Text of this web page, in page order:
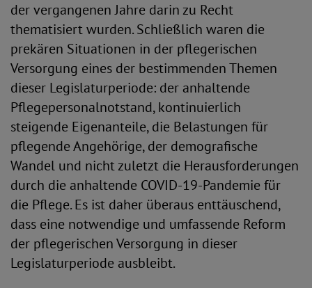
der vergangenen Jahre darin zu Recht
thematisiert wurden. Schließlich waren die
prekären Situationen in der pflegerischen
Versorgung eines der bestimmenden Themen
dieser Legislaturperiode: der anhaltende
Pflegepersonalnotstand, kontinuierlich
steigende Eigenanteile, die Belastungen für
pflegende Angehörige, der demografische
Wandel und nicht zuletzt die Herausforderungen
durch die anhaltende COVID-19-Pandemie für
die Pflege. Es ist daher überaus enttäuschend,
dass eine notwendige und umfassende Reform
der pflegerischen Versorgung in dieser
Legislaturperiode ausbleibt.